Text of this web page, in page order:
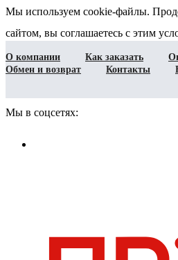
Мы используем cookie-файлы.
сайтом, вы соглашаетесь с этим
О компании Как заказать
Обмен и возврат
Контакты
Мы в соцсетях: